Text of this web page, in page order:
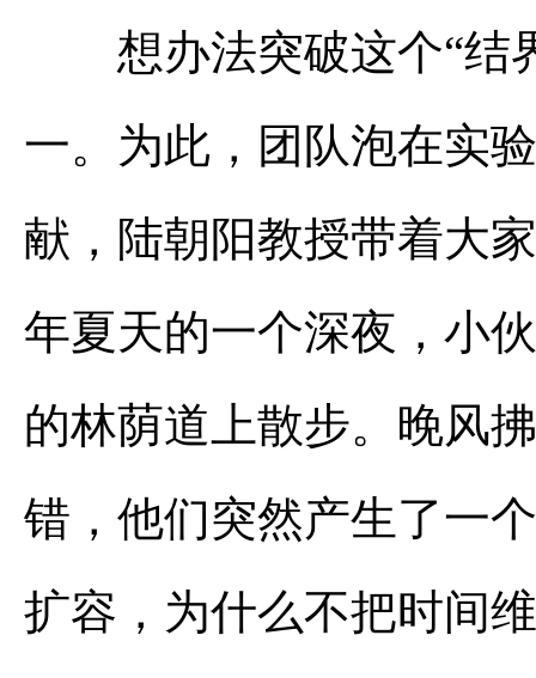
想办法突破这个“结界
一。为此，团队泡在实
献，陆朝阳教授带着大
年夏天的一个深夜，小
的林荫道上散步。晚风
错，他们突然产生了一
扩容，为什么不把时间